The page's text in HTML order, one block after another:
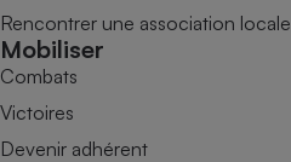
Rencontrer une association locale
Mobiliser
Combats
Victoires
Devenir adhérent